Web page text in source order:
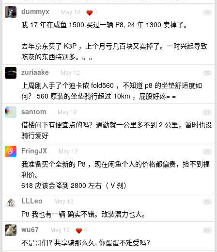
19
dummyx May 12 1
我 17 年在咸鱼 1500 买过一辆 P8, 24 年 1300 卖掉了。
去年京东买了 K3P ，上个月亏几百块又卖掉了。一时兴起导致
吃灰的东西特别多。。。
20
zuriaake May 12
上周刚入手了个迪卡侬 fold560 ，不知道 p8 的坐垫舒适度如
何？ 560 原装的坐垫骑行超过 10km ，屁股好疼= =
21
santom May 12
借楼问下有便宜点的吗？通勤就一公里多不到 2 公里，暂时也没
骑行爱好
22
FringJX May 12
我准备买个全新的 P8 ，现在闲鱼个人的价格都偏贵，捡不到福
利价。
618 应该会降到 2800 左右（ V 刹）
23
LLLeo May 12
P8 我也有一辆 确实不错。改装潜力也大。
24
wu67 May 12 4
不是哥们? 共享骑那么久, 你蛋蛋不难受吗?